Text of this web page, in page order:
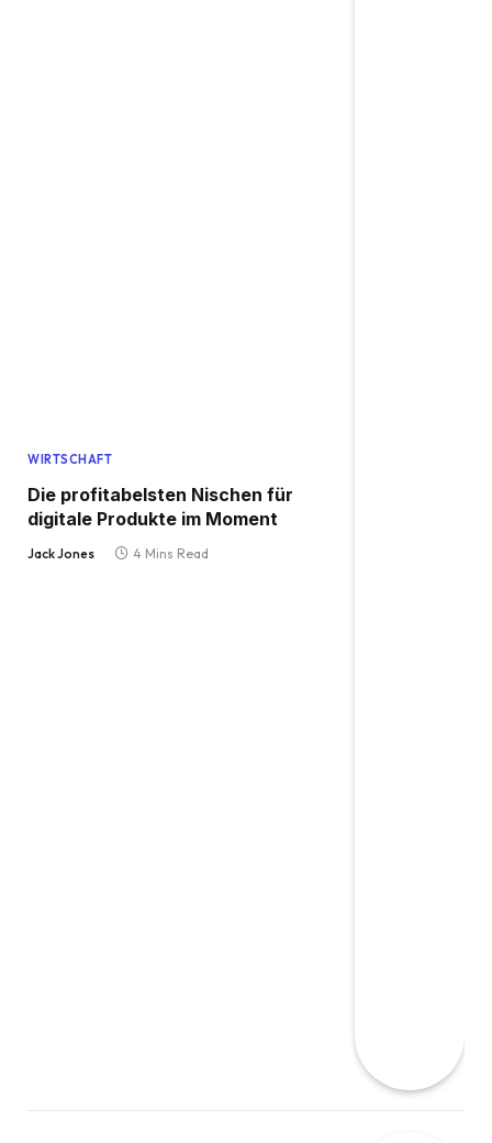
WIRTSCHAFT
Die profitabelsten Nischen für
digitale Produkte im Moment
Jack Jones 4 Mins Read